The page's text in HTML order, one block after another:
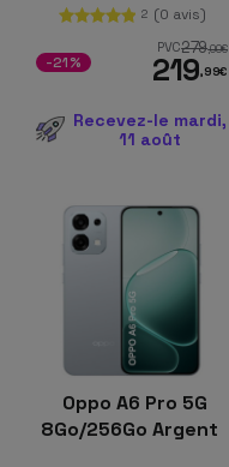
2 (0 avis)
PVC279,00€
219,99€
-21%
Recevez-le mardi,
11 août
Oppo A6 Pro 5G
8Go/256Go Argent